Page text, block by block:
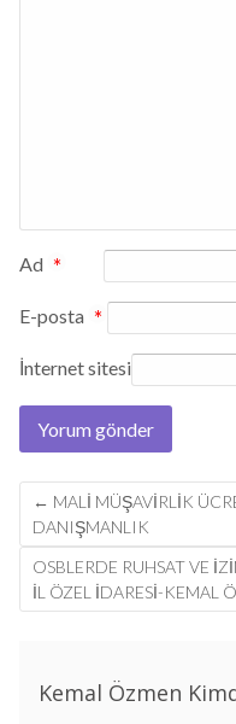
Ad *
E-posta *
İnternet sitesi
Post
navigation
← MALİ MÜŞAVİRLİK
DANIŞMANLIK
OSBLERDE RUHSAT VE
İL ÖZEL İDARESİ-KEMAL
Kemal Özmen